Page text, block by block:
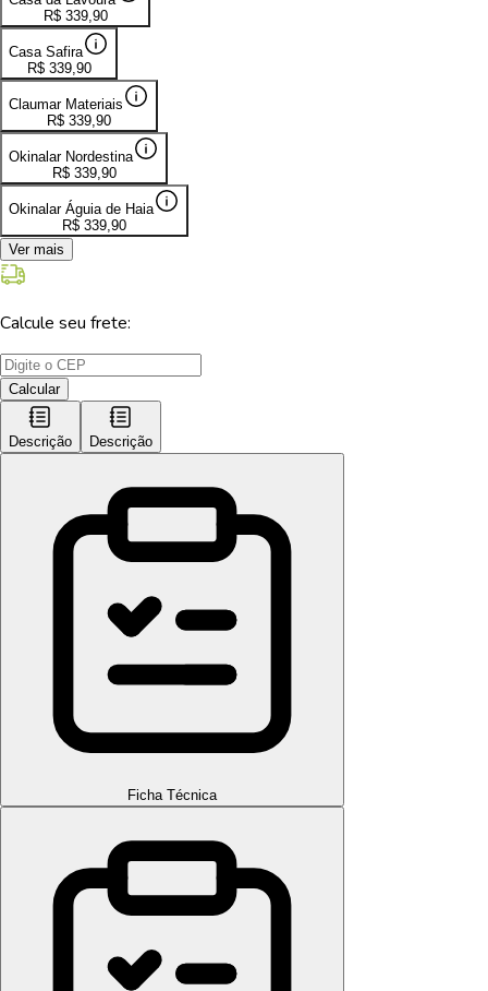
R$ 339,90
Casa Safira
R$ 339,90
Claumar Materiais
R$ 339,90
Okinalar Nordestina
R$ 339,90
Okinalar Águia de Haia
R$ 339,90
Ver mais
Calcule seu frete:
Calcular
Descrição Descrição
Ficha Técnica